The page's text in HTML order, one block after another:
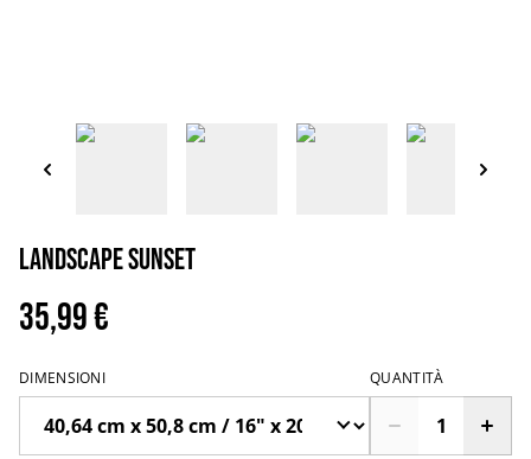
Landscape sunset
35,99 €
DIMENSIONI QUANTITÀ